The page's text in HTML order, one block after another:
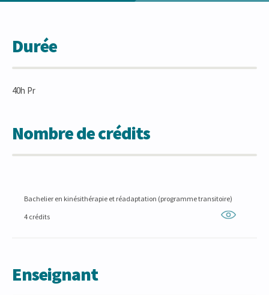
Durée
40h Pr
Nombre de crédits
Bachelier en kinésithérapie et réadaptation (programme transitoire)
4 crédits
Enseignant